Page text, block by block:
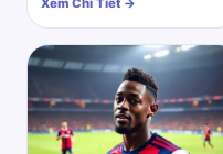
Xem Chi Tiết →